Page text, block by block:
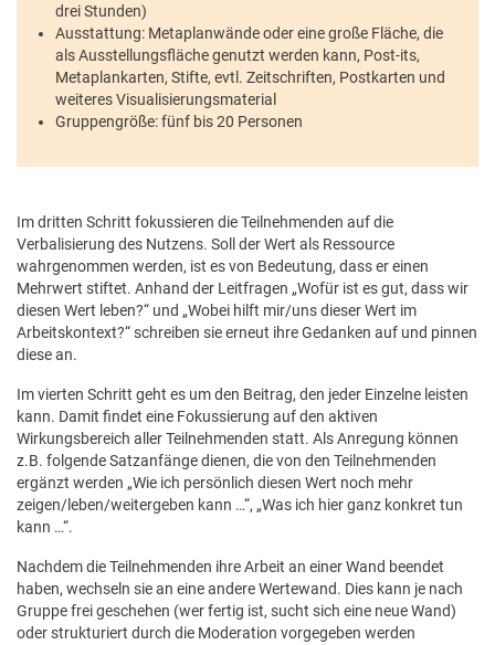
drei Stunden)
Ausstattung: Metaplanwände oder eine große Fläche, die
als Ausstellungsfläche genutzt werden kann, Post-its,
Metaplankarten, Stifte, evtl. Zeitschriften, Postkarten und
weiteres Visualisierungsmaterial
Gruppengröße: fünf bis 20 Personen
Im dritten Schritt fokussieren die Teilnehmenden auf die
Verbalisierung des Nutzens. Soll der Wert als Ressource
wahrgenommen werden, ist es von Bedeutung, dass er einen
Mehrwert stiftet. Anhand der Leitfragen „Wofür ist es gut, dass wir
diesen Wert leben?“ und „Wobei hilft mir/uns dieser Wert im
Arbeitskontext?“ schreiben sie erneut ihre Gedanken auf und pinnen
diese an.
Im vierten Schritt geht es um den Beitrag, den jeder Einzelne leisten
kann. Damit findet eine Fokussierung auf den aktiven
Wirkungsbereich aller Teilnehmenden statt. Als Anregung können
z.B. folgende Satzanfänge dienen, die von den Teilnehmenden
ergänzt werden „Wie ich persönlich diesen Wert noch mehr
zeigen/leben/weitergeben kann …“, „Was ich hier ganz konkret tun
kann …“.
Nachdem die Teilnehmenden ihre Arbeit an einer Wand beendet
haben, wechseln sie an eine andere Wertewand. Dies kann je nach
Gruppe frei geschehen (wer fertig ist, sucht sich eine neue Wand)
oder strukturiert durch die Moderation vorgegeben werden